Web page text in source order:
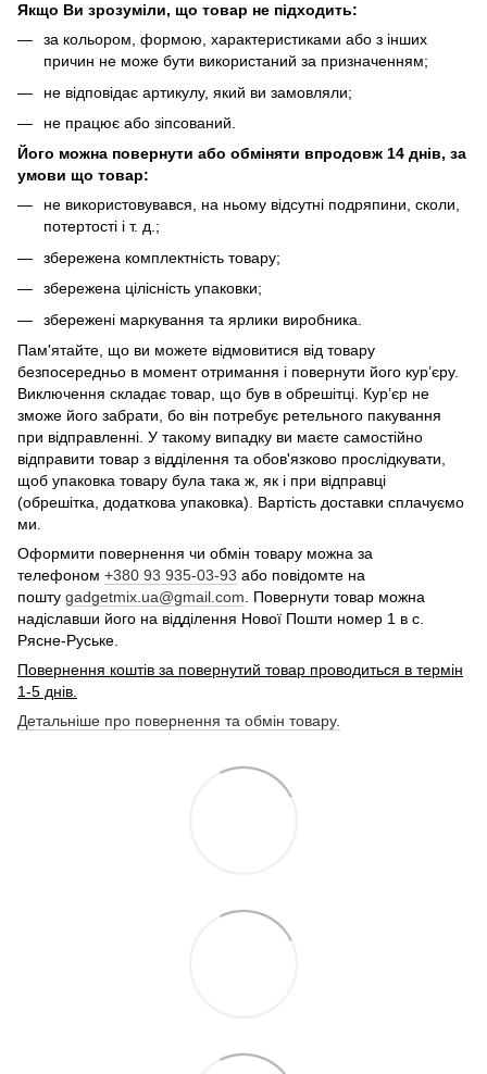
Якщо Ви зрозуміли, що товар не підходить:
за кольором, формою, характеристиками або з інших
причин не може бути використаний за призначенням;
не відповідає артикулу, який ви замовляли;
не працює або зіпсований.
Його можна повернути або обміняти впродовж 14 днів, за
умови що товар:
не використовувався, на ньому відсутні подряпини, сколи,
потертості і т. д.;
збережена комплектність товару;
збережена цілісність упаковки;
збережені маркування та ярлики виробника.
Пам'ятайте, що ви можете відмовитися від товару
безпосередньо в момент отримання і повернути його кур’єру.
Виключення складає товар, що був в обрешітці. Кур’єр не
зможе його забрати, бо він потребує ретельного пакування
при відправленні. У такому випадку ви маєте самостійно
відправити товар з відділення та обов'язково прослідкувати,
щоб упаковка товару була така ж, як і при відправці
(обрешітка, додаткова упаковка). Вартість доставки сплачуємо
ми.
Оформити повернення чи обмін товару можна за
телефоном +380 93 935-03-93 або повідомте на
пошту gadgetmix.ua@gmail.com . Повернути товар можна
надіславши його на відділення Нової Пошти номер 1 в с.
Рясне-Руське.
Повернення коштів за повернутий товар проводиться в термін
1-5 днів.
Детальніше про повернення та обмін товару.